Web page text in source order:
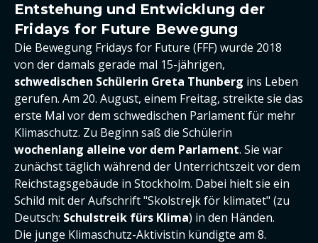
Entstehung und Entwicklung der
Fridays for Future Bewegung
Die Bewegung Fridays for Future (FFF) wurde 2018
von der damals gerade mal 15-jährigen,
schwedischen Schülerin Greta Thunberg ins Leben
gerufen. Am 20. August, einem Freitag, streikte sie das
erste Mal vor dem schwedischen Parlament für mehr
Klimaschutz. Zu Beginn saß die Schülerin
wochenlang alleine vor dem Parlament. Sie war
zunächst täglich während der Unterrichtszeit vor dem
Reichstagsgebäude in Stockholm. Dabei hielt sie ein
Schild mit der Aufschrift "Skolstrejk för klimatet" (zu
Deutsch: Schulstreik fürs Klima) in den Händen.
Die junge Klimaschutz-Aktivistin kündigte am 8.